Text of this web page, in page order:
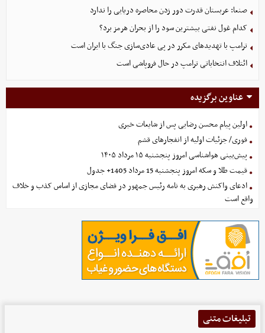
صنعا: عربستان قدرت دور زدن محاصره دریایی را ندارد
کدام غول نفتی بیشترین سود را از بحران هرمز برد؟
ترامپ با تهدیدهای مکرر در پی عادی‌سازی جنگ با ایران است
ائتلاف انتخاباتی ترامپ در حال فروپاشی است
عناوین برگزیده
اولین پیام محسن رضایی پس از شایعات خبری
فوری/ جزئیات اولیه از انفجارهای قشم
پیش‌بینی هواشناسی امروز پنجشنبه ۱۵ مرداد ۱۴۰۵
قیمت طلا و سکه امروز پنجشنبه 15 مرداد 1405+ جدول
ادعای واکنش رهبری به نامه رئیس جمهور در فضای مجازی از اساس کذب و خلاف
واقع است
تبلیغات متنی